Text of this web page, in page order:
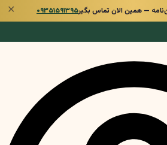
— همین الان تماس بگیر۰۹۳۵۱۵۹۱۳۹۵ ✕